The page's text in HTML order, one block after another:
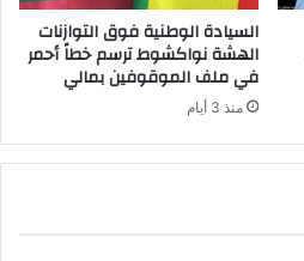
السيادة الوطنية فوق التوازنات
الهشة نواكشوط ترسم خطاً أحمر
في ملف الموقوفين بمالي
منذ 3 أيام